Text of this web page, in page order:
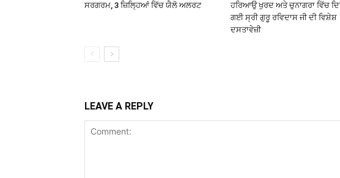
ਸਰਗਰਮ, 3 ਜ਼ਿਲ੍ਹਿਆਂ ਵਿੱਚ ਯੈਲੋ ਅਲਰਟ
ਹਰਿਆਉ ਖੁਰਦ ਅਤੇ ਚੁਨਾਗਰਾ ਵਿੱਚ
ਗਈ ਸ੍ਰੀ ਗੁਰੂ ਰਵਿਦਾਸ ਜੀ ਦੀ ਵਿਸ਼ੇਸ਼
ਦਸਤਾਵੇਜ਼ੀ
LEAVE A REPLY